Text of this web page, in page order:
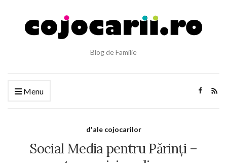
Blog de Familie
Menu
d'ale cojocarilor
Social Media pentru Părinți –